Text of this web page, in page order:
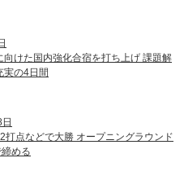
向けた国内強化合宿を打ち上げ 課題解
実の4日間
打点などで大勝 オープニングラウンド
める